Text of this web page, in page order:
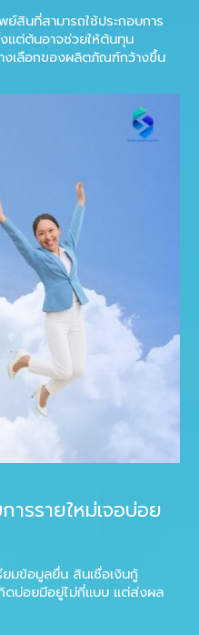
สินที่สามารถใช้ประกอบการ
แต่ต้นอาจช่วยให้ต้นทุน
างเลือกของผลิตภัณฑ์กว้างขึ้น
รรายใหม่เจอบ่อย
ยมข้อมูลยื่น สินเชื่อเงินกู้
ดบ่อยมีอยู่ไม่กี่แบบ แต่ส่งผล